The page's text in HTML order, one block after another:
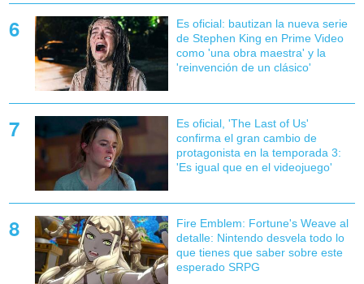
Es oficial: bautizan la nueva serie
de Stephen King en Prime Video
como 'una obra maestra' y la
'reinvención de un clásico'
Es oficial, 'The Last of Us'
confirma el gran cambio de
protagonista en la temporada 3:
'Es igual que en el videojuego'
Fire Emblem: Fortune's Weave al
detalle: Nintendo desvela todo lo
que tienes que saber sobre este
esperado SRPG